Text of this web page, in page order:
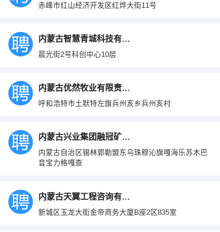
赤峰市红山经济开发区红烨大街11号
内蒙古智慧青城科技有限公司
晨光街2号科创中心10层
内蒙古优然牧业有限责任公司
呼和浩特市土默特左旗兵州亥乡兵州亥村
内蒙古兴业集团融冠矿业有限公司
内蒙古自治区锡林郭勒盟东乌珠穆沁旗嘎海乐苏木巴
音宝力格嘎查
内蒙古天翼工程咨询有限责任公司
新城区玉龙大街金帝商务大厦B座2区835室